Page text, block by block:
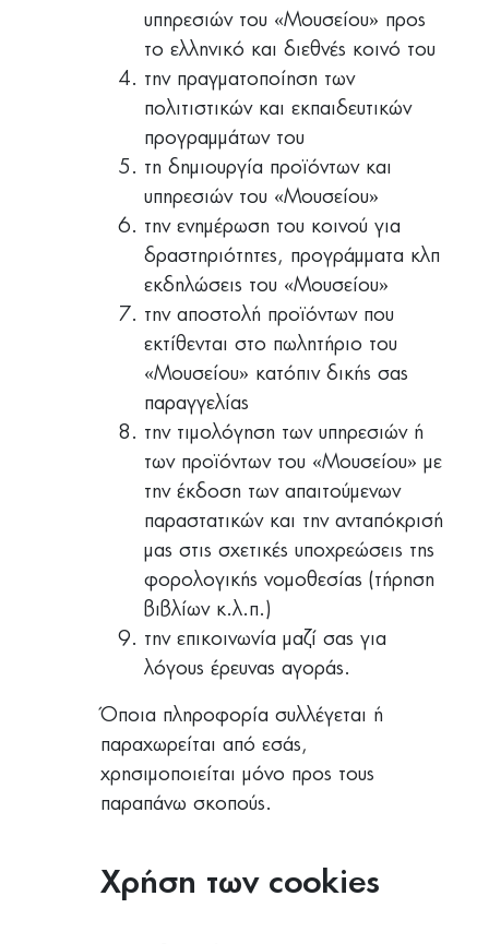
υπηρεσιών του «Μουσείου» προς
το ελληνικό και διεθνές κοινό του
την πραγματοποίηση των
πολιτιστικών και εκπαιδευτικών
προγραμμάτων του
τη δημιουργία προϊόντων και
υπηρεσιών του «Μουσείου»
την ενημέρωση του κοινού για
δραστηριότητες, προγράμματα κλπ
εκδηλώσεις του «Μουσείου»
την αποστολή προϊόντων που
εκτίθενται στο πωλητήριο του
«Μουσείου» κατόπιν δικής σας
παραγγελίας
την τιμολόγηση των υπηρεσιών ή
των προϊόντων του «Μουσείου» με
την έκδοση των απαιτούμενων
παραστατικών και την ανταπόκρισή
μας στις σχετικές υποχρεώσεις της
φορολογικής νομοθεσίας (τήρηση
βιβλίων κ.λ.π.)
την επικοινωνία μαζί σας για
λόγους έρευνας αγοράς.
Όποια πληροφορία συλλέγεται ή
παραχωρείται από εσάς,
χρησιμοποιείται μόνο προς τους
παραπάνω σκοπούς.
Χρήση των cookies